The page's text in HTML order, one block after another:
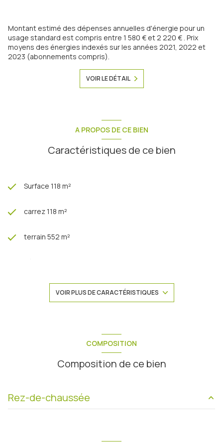
Montant estimé des dépenses annuelles d'énergie pour un
usage standard est compris entre 1 580 € et 2 220 € . Prix
moyens des énergies indexés sur les années 2021, 2022 et
2023 (abonnements compris).
VOIR LE DÉTAIL
A PROPOS DE CE BIEN
Caractéristiques de ce bien
Surface 118 m²
carrez 118 m²
terrain 552 m²
séjour 57 m²
construit en 2006
VOIR PLUS DE CARACTÉRISTIQUES
COMPOSITION
Composition de ce bien
Rez-de-chaussée